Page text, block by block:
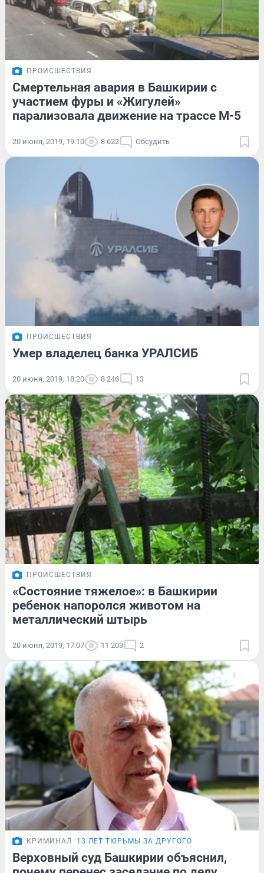
ПРОИСШЕСТВИЯ
Смертельная авария в Башкирии с
участием фуры и «Жигулей»
парализовала движение на трассе М-5
20 июня, 2019, 19:10 8 622 Обсудить
ПРОИСШЕСТВИЯ
Умер владелец банка УРАЛСИБ
20 июня, 2019, 18:20 8 246 13
ПРОИСШЕСТВИЯ
«Состояние тяжелое»: в Башкирии
ребенок напоролся животом на
металлический штырь
20 июня, 2019, 17:07 11 203 2
КРИМИНАЛ 13 ЛЕТ ТЮРЬМЫ ЗА ДРУГОГО
Верховный суд Башкирии объяснил,